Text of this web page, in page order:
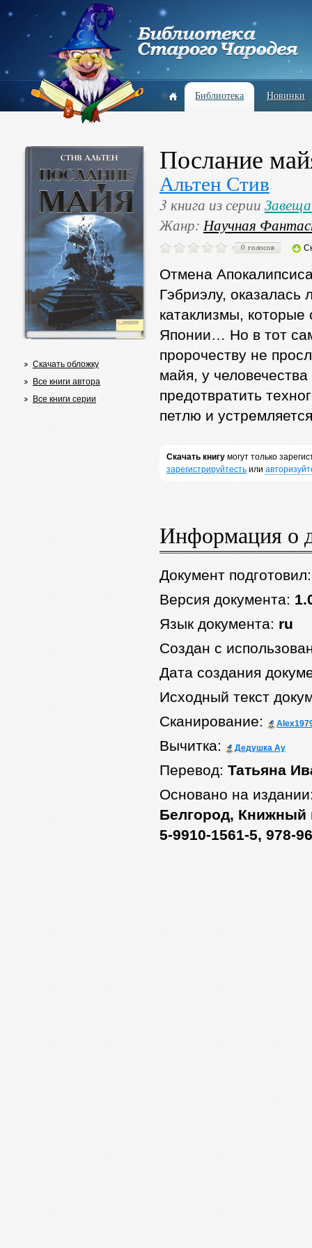
Библиотека Новинки
Скачать обложку
Все книги автора
Все книги серии
Послание
Альтен Стив
3 книга из серии
Жанр:Научная
0 голосов
Отмена
Гэбриэлу, оказалась
катаклизмы,
Японии… Но в тот
пророчеству не
майя, у
предотвратить
петлю и
Скачать книгумогут только
зарегистрируйтестьили
Информация о
Документ
Версия документа:
Язык документа: ru
Создан с
Дата создания
Исходный текст
Сканирование:
Вычитка: Дедушка Ау
Перевод: Татьяна
Основано на
Белгород, Книжный
5-9910-1561-5, 978-